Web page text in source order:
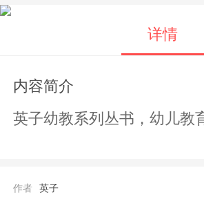
详情
内容简介
英子幼教系列丛书，幼儿教
作者 英子